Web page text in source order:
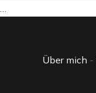
…
Über mich -